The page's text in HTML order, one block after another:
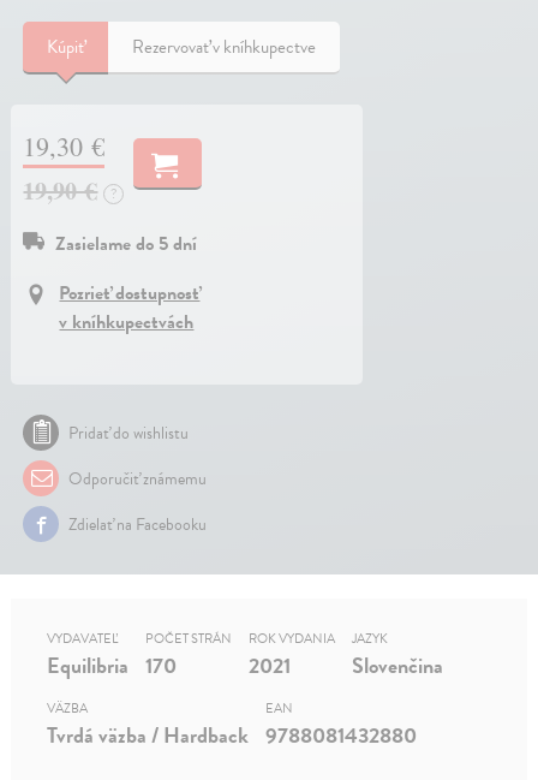
Kúpiť Rezervovať v kníhkupectve
19,30 €
19,90 €
?
Zasielame do 5 dní
Pozrieť dostupnosť
v kníhkupectvách
Pridať do wishlistu
Odporučiť známemu
Zdielať na Facebooku
VYDAVATEĽ
Equilibria
POČET STRÁN
170
ROK VYDANIA
2021
JAZYK
Slovenčina
VÄZBA
Tvrdá väzba / Hardback
EAN
9788081432880